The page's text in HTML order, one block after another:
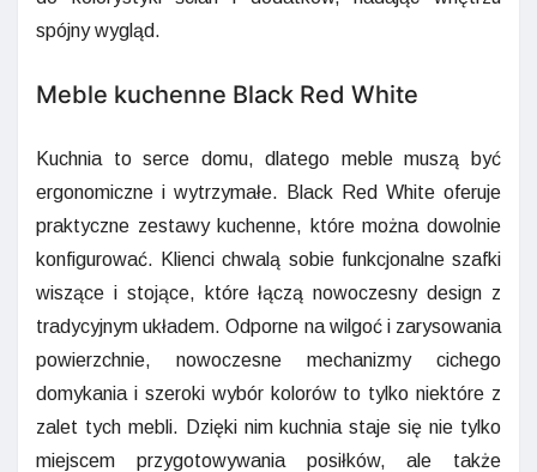
spójny wygląd.
Meble kuchenne Black Red White
Kuchnia to serce domu, dlatego meble muszą być
ergonomiczne i wytrzymałe. Black Red White oferuje
praktyczne zestawy kuchenne, które można dowolnie
konfigurować. Klienci chwalą sobie funkcjonalne szafki
wiszące i stojące, które łączą nowoczesny design z
tradycyjnym układem. Odporne na wilgoć i zarysowania
powierzchnie, nowoczesne mechanizmy cichego
domykania i szeroki wybór kolorów to tylko niektóre z
zalet tych mebli. Dzięki nim kuchnia staje się nie tylko
miejscem przygotowywania posiłków, ale także